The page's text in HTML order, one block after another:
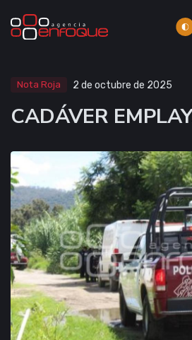
Nota Roja 2 de octubre de 2025
CADÁVER